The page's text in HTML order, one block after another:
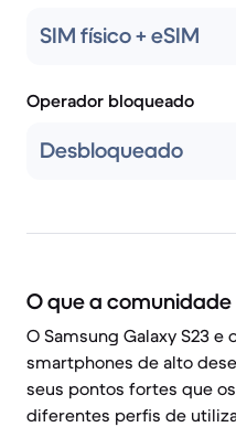
SIM físico + eSIM
Operador bloqueado
Desbloqueado
O que a comunidade
O Samsung Galaxy S23 e
smartphones de alto
seus pontos fortes que
diferentes perfis de